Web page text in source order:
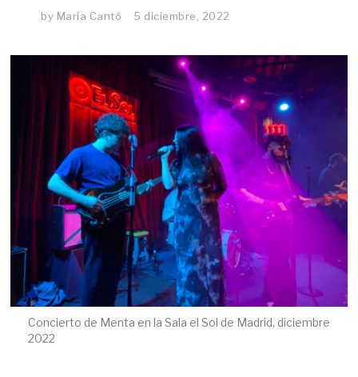
by María Cantó 5 diciembre, 2022
Concierto de Menta en la Sala el Sol de Madrid, diciembre
2022